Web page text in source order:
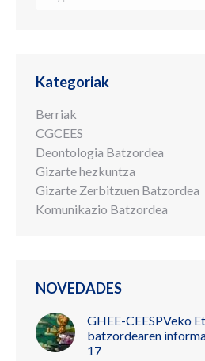
Kategoriak
Berriak
CGCEES
Deontologia Batzordea
Gizarte hezkuntza
Gizarte Zerbitzuen Batzordea
Komunikazio Batzordea
NOVEDADES
GHEE-CEESPVeko
batzordearen
17